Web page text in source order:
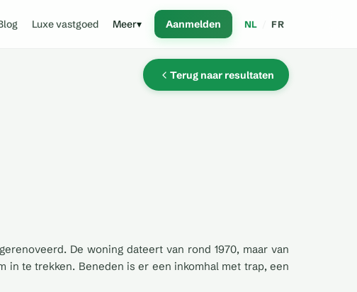
Luxe vastgoed Meer▾ Aanmelden NL FR
Terug naar resultaten
De woning dateert van rond 1970, maar van
in te trekken. Beneden is er een inkomhal met trap, een